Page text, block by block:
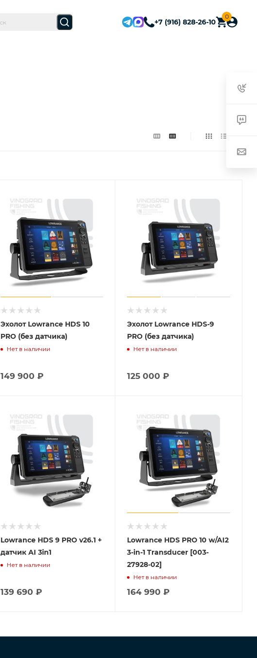
+7 (916) 828-26-10
0
Эхолот Lowrance HDS 10
PRO (без датчика)
Нет в наличии
149 900 ₽
Эхолот Lowrance HDS-9
PRO (без датчика)
Нет в наличии
125 000 ₽
Lowrance HDS 9 PRO v26.1 +
датчик AI 3in1
Нет в наличии
139 690 ₽
Lowrance HDS PRO 10 w/AI2
3-in-1 Transducer [003-
27928-02]
Нет в наличии
164 990 ₽